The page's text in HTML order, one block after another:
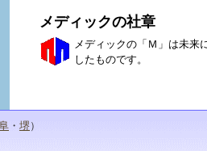
メディックの社章
メディックの「Ｍ」は未来
したものです。
・ 堺）